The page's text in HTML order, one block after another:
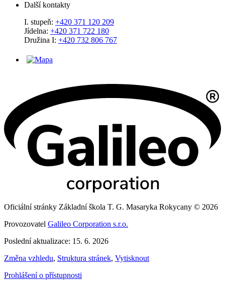
Další kontakty
I. stupeň: +420 371 120 209
Jídelna: +420 371 722 180
Družina I: +420 732 806 767
Oficiální stránky Základní škola T. G. Masaryka Rokycany © 2026
Provozovatel Galileo Corporation s.r.o.
Poslední aktualizace: 15. 6. 2026
Změna vzhledu, Struktura stránek, Vytisknout
Prohlášení o přístupnosti